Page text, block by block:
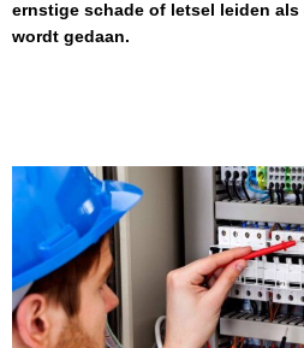
ernstige schade of letsel leiden
wordt gedaan.